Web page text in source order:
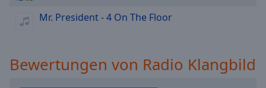
close
the
Mr. President - 4 On The Floor
Bewertungen von Radio Klangbild